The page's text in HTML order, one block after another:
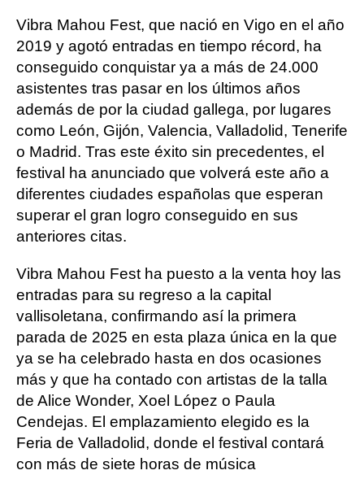
Vibra Mahou Fest, que nació en Vigo en el año
2019 y agotó entradas en tiempo récord, ha
conseguido conquistar ya a más de 24.000
asistentes tras pasar en los últimos años
además de por la ciudad gallega, por lugares
como León, Gijón, Valencia, Valladolid, Tenerife
o Madrid. Tras este éxito sin precedentes, el
festival ha anunciado que volverá este año a
diferentes ciudades españolas que esperan
superar el gran logro conseguido en sus
anteriores citas.
Vibra Mahou Fest ha puesto a la venta hoy las
entradas para su regreso a la capital
vallisoletana, confirmando así la primera
parada de 2025 en esta plaza única en la que
ya se ha celebrado hasta en dos ocasiones
más y que ha contado con artistas de la talla
de Alice Wonder, Xoel López o Paula
Cendejas. El emplazamiento elegido es la
Feria de Valladolid, donde el festival contará
con más de siete horas de música